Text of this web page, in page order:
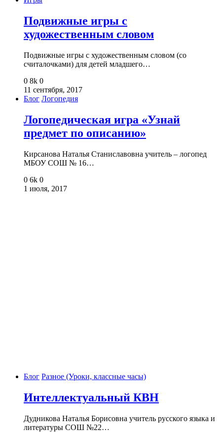
Подвижные игры с
художественным словом
Подвижные игры с художественным словом (со
считалочками) для детей младшего…
0 8k 0
11 сентября, 2017
Блог Логопедия
Логопедическая игра «Узнай
предмет по описанию»
Кирсанова Наталья Станиславовна учитель – логопед
МБОУ СОШ № 16…
0 6k 0
1 июля, 2017
Блог Разное (Уроки, классные часы)
Интеллектуальный КВН
Дудникова Наталья Борисовна учитель русского языка и
литературы СОШ №22…